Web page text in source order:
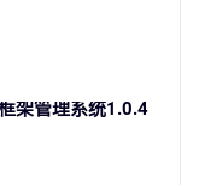
架管理系统1.0.4